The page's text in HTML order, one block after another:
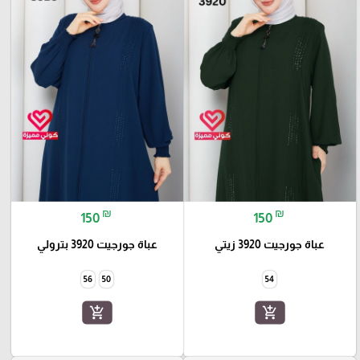
150 ₪
عباة جورجيت 3920 زيتي
54
add_shopping_cart
150 ₪
عباة جورجيت 3920 بترولي
50
56
add_shopping_cart